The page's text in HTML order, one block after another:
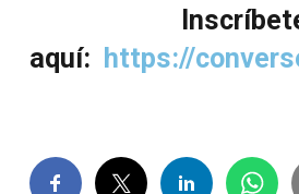
aquí: https://